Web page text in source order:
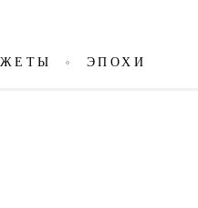
ЭПОХИ